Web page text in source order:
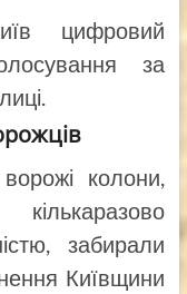
цифровий
за
колони,
забирали
Київщини